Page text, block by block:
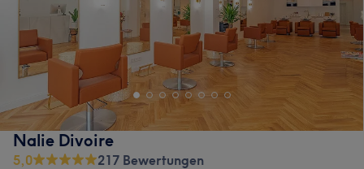
Nalie Divoire
5,0
217 Bewertungen